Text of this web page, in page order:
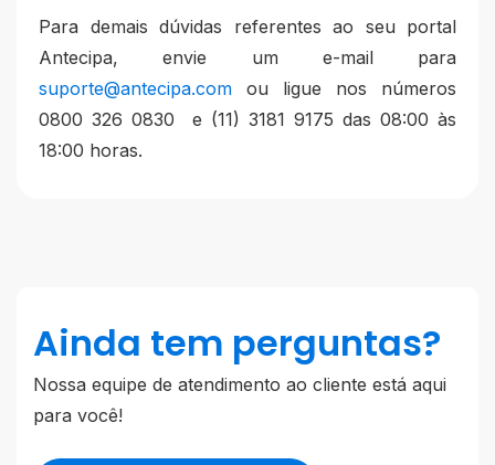
Para demais dúvidas referentes ao seu portal
Antecipa, envie um e-mail para
suporte@antecipa.com ou ligue nos números
0800 326 0830 e (11) 3181 9175 das 08:00 às
18:00 horas.
Ainda tem perguntas?
Nossa equipe de atendimento ao cliente está aqui
para você!